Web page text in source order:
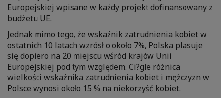
Europejskiej wpisane w każdy projekt dofinansowany z
budżetu UE.
Jednak mimo tego, że wskaźnik zatrudnienia kobiet w
ostatnich 10 latach wzrósł o około 7%, Polska plasuje
się dopiero na 20 miejscu wśród krajów Unii
Europejskiej pod tym względem. Ci?gle różnica
wielkości wskaźnika zatrudnienia kobiet i mężczyzn w
Polsce wynosi około 15 % na niekorzyść kobiet.